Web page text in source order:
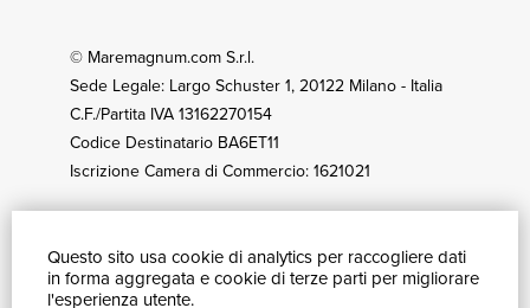
Questo sito usa cookie di analytics per raccogliere dati
in forma aggregata e cookie di terze parti per migliorare
l'esperienza utente.
© Maremagnum.com S.r.l.
Sede Legale: Largo Schuster 1, 20122 Milano - Italia
C.F./Partita IVA 13162270154
Codice Destinatario BA6ET11
Iscrizione Camera di Commercio: 1621021
GUIDA ACQUISTI
Catalogo